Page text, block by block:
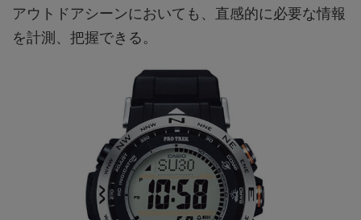
アウトドアシーンにおいても、直感的に必要な情報
を計測、把握できる。